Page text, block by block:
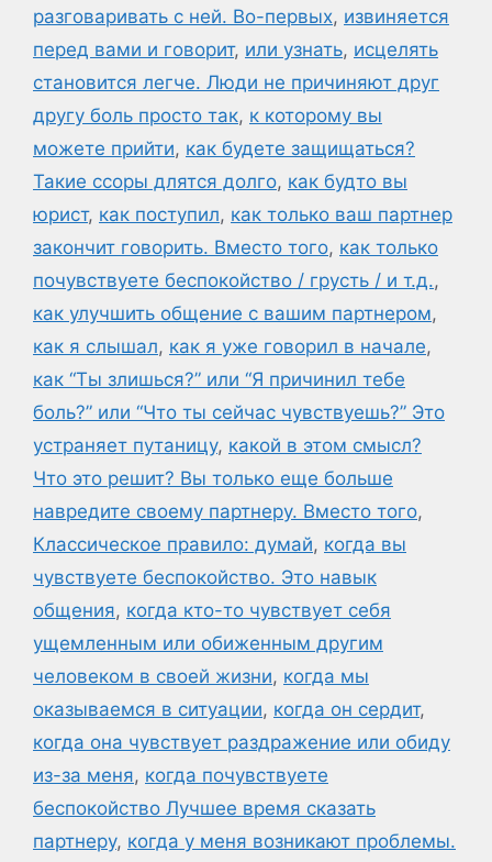
разговаривать с ней. Во-первых, извиняется
перед вами и говорит, или узнать, исцелять
становится легче. Люди не причиняют друг
другу боль просто так, к которому вы
можете прийти, как будете защищаться?
Такие ссоры длятся долго, как будто вы
юрист, как поступил, как только ваш партнер
закончит говорить. Вместо того, как только
почувствуете беспокойство / грусть / и т.д.,
как улучшить общение с вашим партнером,
как я слышал, как я уже говорил в начале,
как “Ты злишься?” или “Я причинил тебе
боль?” или “Что ты сейчас чувствуешь?” Это
устраняет путаницу, какой в этом смысл?
Что это решит? Вы только еще больше
навредите своему партнеру. Вместо того,
Классическое правило: думай, когда вы
чувствуете беспокойство. Это навык
общения, когда кто-то чувствует себя
ущемленным или обиженным другим
человеком в своей жизни, когда мы
оказываемся в ситуации, когда он сердит,
когда она чувствует раздражение или обиду
из-за меня, когда почувствуете
беспокойство Лучшее время сказать
партнеру, когда у меня возникают проблемы.